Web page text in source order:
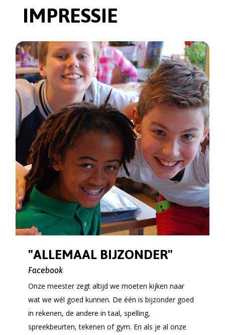
IMPRESSIE
"ALLEMAAL BIJZONDER"
Facebook
Onze meester zegt altijd we moeten kijken naar
wat we wél goed kunnen. De één is bijzonder goed
in rekenen, de andere in taal, spelling,
spreekbeurten, tekenen of gym. En als je al onze